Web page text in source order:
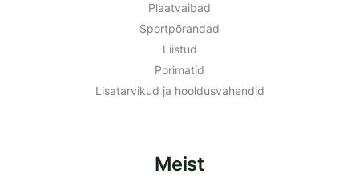
Plaatvaibad
Sportpõrandad
Liistud
Porimatid
Lisatarvikud ja hooldusvahendid
Meist